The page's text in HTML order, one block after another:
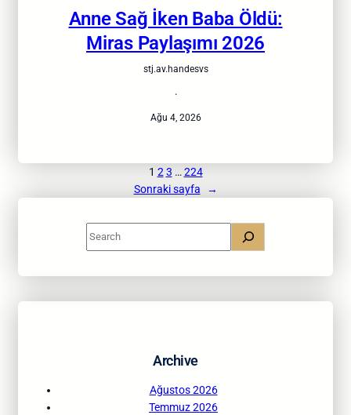
Anne Sağ İken Baba Öldü:
Miras Paylaşımı 2026
stj.av.handesvs
·
Ağu 4, 2026
1 2 3 … 224
Sonraki sayfa
→
e
c
Archive
Ağustos 2026
Temmuz 2026